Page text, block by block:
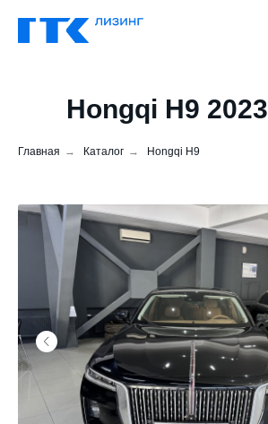
Hongqi H9 2023
Главная → Каталог → Hongqi H9